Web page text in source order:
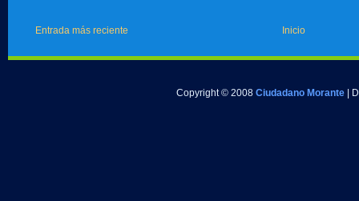
Entrada más reciente Inicio
Copyright © 2008 Ciudadano Morante |